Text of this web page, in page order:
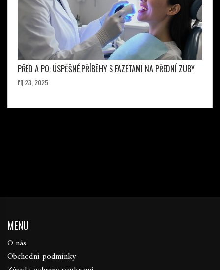
PŘED A PO: ÚSPĚŠNÉ PŘÍBĚHY S FAZETAMI NA PŘEDNÍ ZUBY
říj 23, 2025
MENU
O nás
Obchodní podmínky